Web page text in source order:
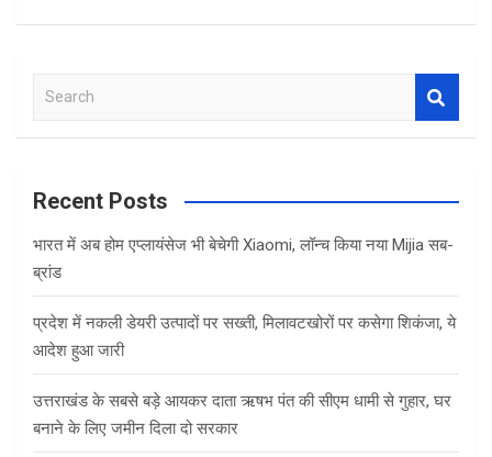
a
c
Recent Posts
भारत में अब होम एप्लायंसेज भी बेचेगी Xiaomi, लॉन्च किया नया Mijia सब-
ब्रांड
प्रदेश में नकली डेयरी उत्पादों पर सख्ती, मिलावटखोरों पर कसेगा शिकंजा, ये
आदेश हुआ जारी
उत्तराखंड के सबसे बड़े आयकर दाता ऋषभ पंत की सीएम धामी से गुहार, घर
बनाने के लिए जमीन दिला दो सरकार